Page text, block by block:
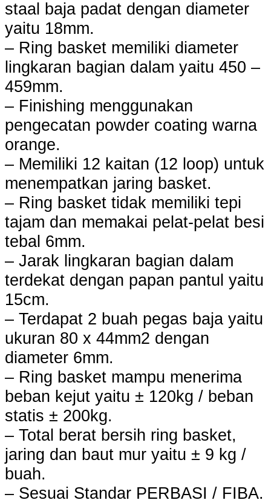
staal baja padat dengan diameter
yaitu 18mm.
– Ring basket memiliki diameter
lingkaran bagian dalam yaitu 450 –
459mm.
– Finishing menggunakan
pengecatan powder coating warna
orange.
– Memiliki 12 kaitan (12 loop) untuk
menempatkan jaring basket.
– Ring basket tidak memiliki tepi
tajam dan memakai pelat-pelat besi
tebal 6mm.
– Jarak lingkaran bagian dalam
terdekat dengan papan pantul yaitu
15cm.
– Terdapat 2 buah pegas baja yaitu
ukuran 80 x 44mm2 dengan
diameter 6mm.
– Ring basket mampu menerima
beban kejut yaitu ± 120kg / beban
statis ± 200kg.
– Total berat bersih ring basket,
jaring dan baut mur yaitu ± 9 kg /
buah.
– Sesuai Standar PERBASI / FIBA.